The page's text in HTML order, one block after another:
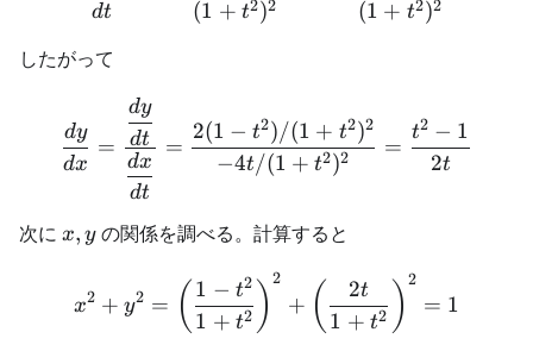
dt (1 + t2)2 (1 + t2)2
したがって
dx
dy
=
dt
dx
dt
dy
=
−4t/(1 + t2)2
2(1 − t2)/(1 + t2)2
=
2t
t2 − 1
次に x,y
x, yの関係を調べる。計算すると
x^2+y^2 =\left(\frac{1-
x2 + y2 = ( 1 + t2
1 − t2 )
2
+ ( 1 + t2
2t ) 2
= 1